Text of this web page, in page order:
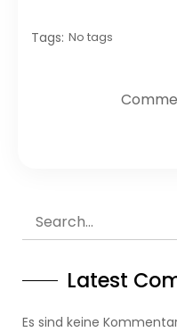
Tags: No tags
Latest
Es sind keine